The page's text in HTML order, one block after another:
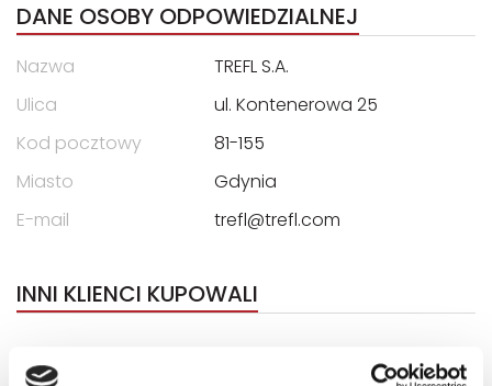
DANE OSOBY ODPOWIEDZIALNEJ
Nazwa
TREFL S.A.
Ulica
ul. Kontenerowa 25
Kod pocztowy
81-155
Miasto
Gdynia
E-mail
trefl@trefl.com
INNI KLIENCI KUPOWALI